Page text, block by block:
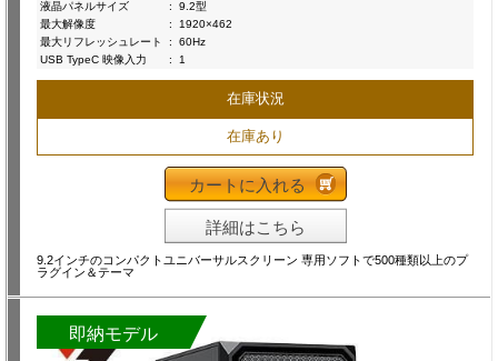
液晶パネルサイズ
:
9.2型
最大解像度
:
1920×462
最大リフレッシュレート
:
60Hz
USB TypeC 映像入力
: 1
在庫状況
在庫あり
カートに入れる
詳細はこちら
9.2インチのコンパクトユニバーサルスクリーン 専用ソフトで500種類以上のプ
ラグイン＆テーマ
即納モデル